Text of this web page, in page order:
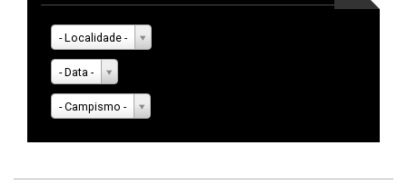
- Localidade -
- Data -
- Campismo -